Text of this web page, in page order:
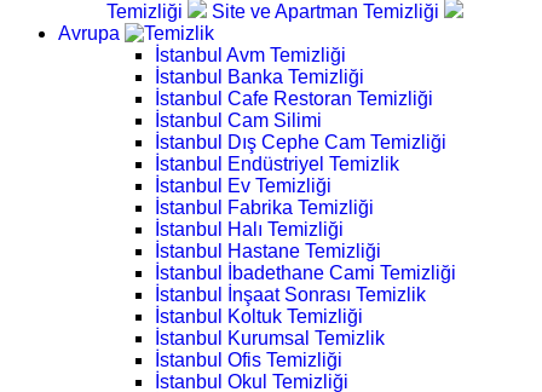
Temizliği
Site ve Apartman Temizliği
Avrupa
İstanbul Avm Temizliği
İstanbul Banka Temizliği
İstanbul Cafe Restoran Temizliği
İstanbul Cam Silimi
İstanbul Dış Cephe Cam Temizliği
İstanbul Endüstriyel Temizlik
İstanbul Ev Temizliği
İstanbul Fabrika Temizliği
İstanbul Halı Temizliği
İstanbul Hastane Temizliği
İstanbul İbadethane Cami Temizliği
İstanbul İnşaat Sonrası Temizlik
İstanbul Koltuk Temizliği
İstanbul Kurumsal Temizlik
İstanbul Ofis Temizliği
İstanbul Okul Temizliği